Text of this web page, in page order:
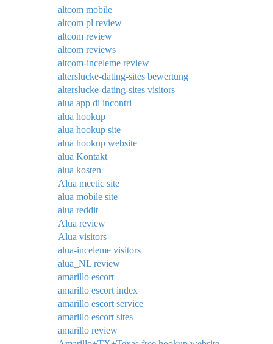
altcom mobile
altcom pl review
altcom review
altcom reviews
altcom-inceleme review
alterslucke-dating-sites bewertung
alterslucke-dating-sites visitors
alua app di incontri
alua hookup
alua hookup site
alua hookup website
alua Kontakt
alua kosten
Alua meetic site
alua mobile site
alua reddit
Alua review
Alua visitors
alua-inceleme visitors
alua_NL review
amarillo escort
amarillo escort index
amarillo escort service
amarillo escort sites
amarillo review